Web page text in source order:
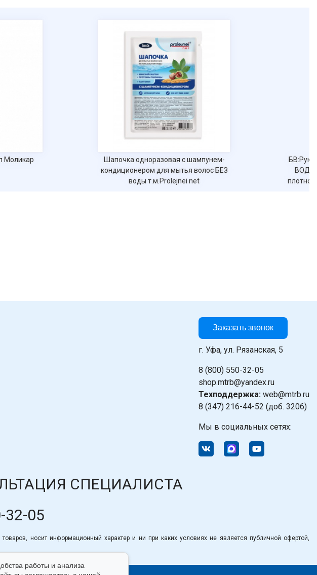
Моликар
Шапочка одноразовая с шампунем-
кондиционером для мытья волос БЕЗ
воды т.м.Prolejnei net
ВОДЫ
Заказать звонок
г. Уфа, ул. Рязанская, 5
8 (800) 550-32-05
shop.mtrb@yandex.ru
Техподдержка: web@mtrb.ru
8 (347) 216-44-52 (доб. 3206)
Мы в социальных сетях:
СПЕЦИАЛИСТА
32-05
носит информационный характер и ни при каких условиях не является публичной офертой,
вы
работы и анализа